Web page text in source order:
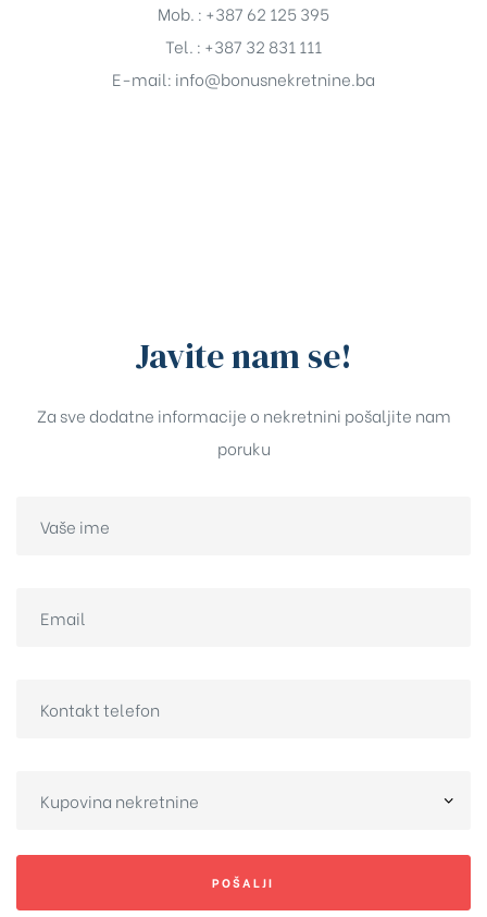
Mob. : +387 62 125 395
Tel. : +387 32 831 111
E-mail: info@bonusnekretnine.ba
Javite nam se!
Za sve dodatne informacije o nekretnini pošaljite nam
poruku
POŠALJI